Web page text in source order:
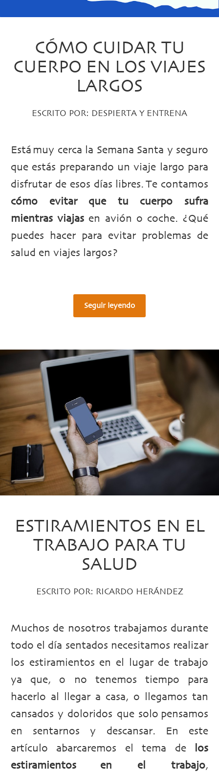
CÓMO CUIDAR TU
CUERPO EN LOS VIAJES
LARGOS
ESCRITO POR: DESPIERTA Y ENTRENA
Está muy cerca la Semana Santa y seguro
que estás preparando un viaje largo para
disfrutar de esos días libres. Te contamos
cómo evitar que tu cuerpo sufra
mientras viajas en avión o coche. ¿Qué
puedes hacer para evitar problemas de
salud en viajes largos?
Seguir leyendo
ESTIRAMIENTOS EN EL
TRABAJO PARA TU
SALUD
ESCRITO POR: RICARDO HERÁNDEZ
Muchos de nosotros trabajamos durante
todo el día sentados necesitamos realizar
los estiramientos en el lugar de trabajo
ya que, o no tenemos tiempo para
hacerlo al llegar a casa, o llegamos tan
cansados y doloridos que solo pensamos
en sentarnos y descansar. En este
artículo abarcaremos el tema de
los
estiramientos en el trabajo,